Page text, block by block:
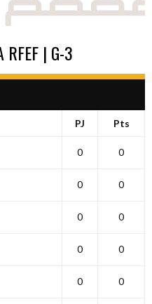
RFEF | G-3
PJ Pts
0 0
0 0
0 0
0 0
0 0